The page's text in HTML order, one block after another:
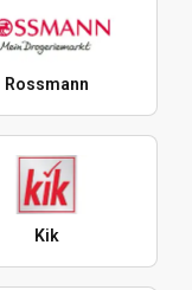
Rossmann
Kik